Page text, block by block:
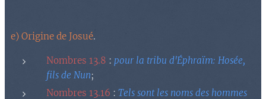
e) Origine de Josué.
Nombres 13.8 : pour la tribu d'Éphraïm: Hosée,
fils de Nun;
Nombres 13.16 : Tels sont les noms des hommes